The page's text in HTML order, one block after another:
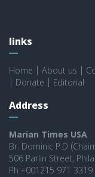
links
Home About us
Donate Editorial
Address
Marian Times USA
Br. Dominic P.D
506 Parlin Street,
Ph:+001215 971